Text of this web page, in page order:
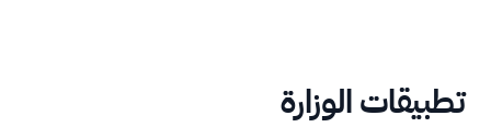
تطبيقات الوزارة